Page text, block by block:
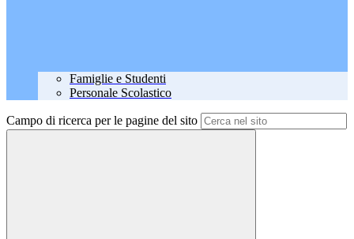
Famiglie e Studenti
Personale Scolastico
Campo di ricerca per le pagine del sito